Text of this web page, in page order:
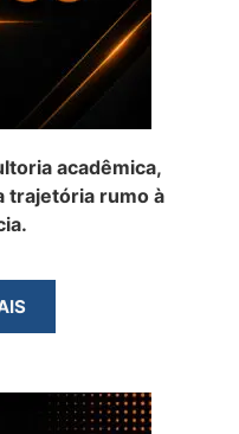
acadêmica,
trajetória rumo à